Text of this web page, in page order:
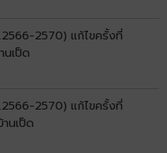
2570) แก้ไขครั้งที่
นเป็ด
2570) แก้ไขครั้งที่
นเป็ด